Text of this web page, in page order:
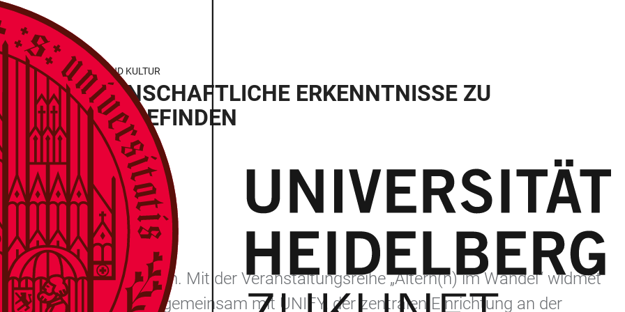
ARBEIT UND KULTUR
– WISSENSCHAFTLICHE ERKENNTNISSE ZU
UND WOHLBEFINDEN
69115 Heidelberg
Institut
und beruflich. Mit der Veranstaltungsreihe „Altern(n) im Wandel“ widmet
Heidelberg gemeinsam mit UNIFY, der zentralen Einrichtung an der